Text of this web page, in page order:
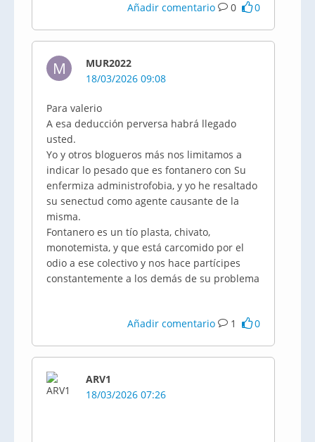
Añadir comentario 0 0
M
MUR2022
18/03/2026 09:08
Para valerio
A esa deducción perversa habrá llegado
usted.
Yo y otros blogueros más nos limitamos a
indicar lo pesado que es fontanero con Su
enfermiza administrofobia, y yo he resaltado
su senectud como agente causante de la
misma.
Fontanero es un tío plasta, chivato,
monotemista, y que está carcomido por el
odio a ese colectivo y nos hace partícipes
constantemente a los demás de su problema
Añadir comentario 1 0
ARV1
18/03/2026 07:26